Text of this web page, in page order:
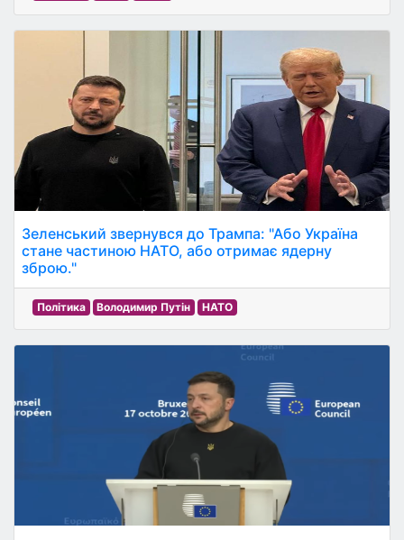
Зеленський звернувся до Трампа: "Або Україна
стане частиною НАТО, або отримає ядерну
зброю."
Політика Володимир Путін НАТО